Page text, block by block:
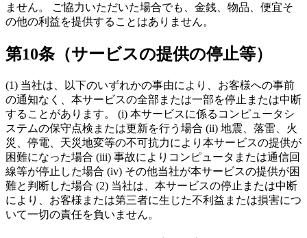
ません。 ご協力いただいた場合でも、金銭、物品、便宜そ
の他の利益を提供することはありません。
第10条（サービスの提供の停止等）
(1) 当社は、以下のいずれかの事由により、お客様への事前
の通知なく、本サービスの全部または一部を停止または中断
することがあります。 (i) 本サービスに係るコンピュータシ
ステムの保守点検または更新を行う場合 (ii) 地震、落雷、火
災、停電、天災地変等の不可抗力により本サービスの提供が
困難になった場合 (iii) 事故によりコンピュータまたは通信回
線等が停止した場合 (iv) その他当社が本サービスの提供が困
難と判断した場合 (2) 当社は、本サービスの停止または中断
により、お客様または第三者に生じた不利益または損害につ
いて一切の責任を負いません。